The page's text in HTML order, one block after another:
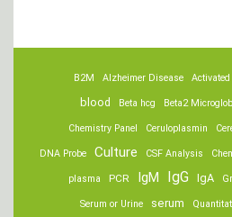
Alzheimer Disease
B2M
Beta2
Beta hcg
blood
Ceruloplasmin
Chemistry Panel
CSF Analysis
Culture
DNA Probe
IgA
IgG
IgM
PCR
plasma
serum
Serum or Urine